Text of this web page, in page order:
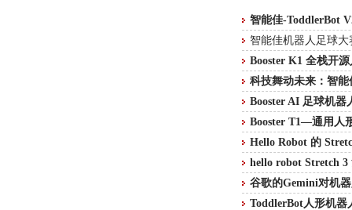
智能佳-ToddlerBot
智能佳机器人足球大
Booster K1 全栈开
科技舞动未来：智能
Booster AI 足球机
Booster T1—通用人
Hello Robot 的
hello robot Stretch 3
谷歌的Gemini对机
ToddlerBot人形机器